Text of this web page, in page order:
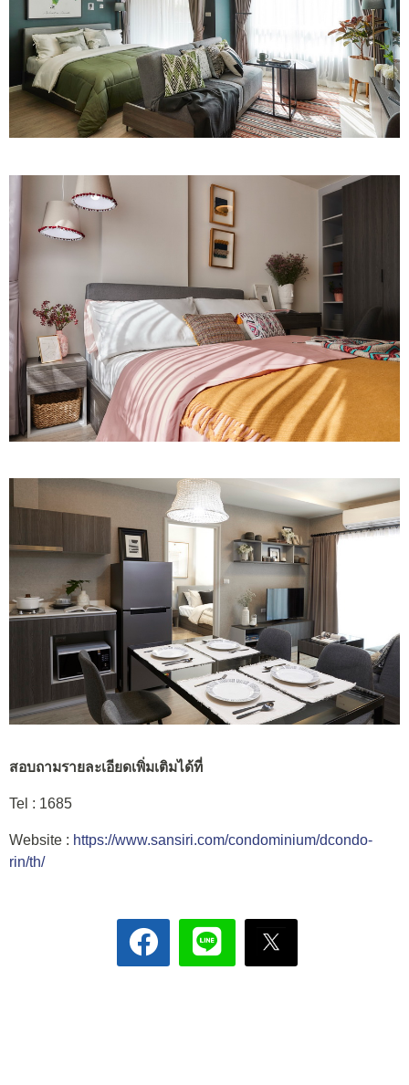
สอบถามรายละเอียดเพิ่มเติมได้ที่
Tel : 1685
Website : https://www.sansiri.com/condominium/dcondo-
rin/th/